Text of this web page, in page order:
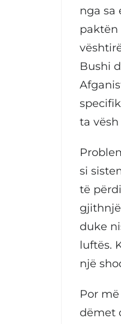
nga sa
paktën
Bushi
ta
si
të
duke
luftës.
një
Por
dëmet